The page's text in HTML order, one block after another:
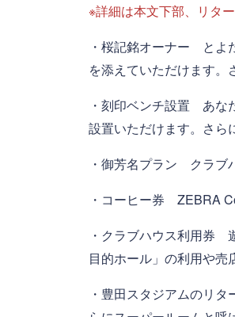
※詳細は本文下部、リタ
・桜記銘オーナー とよ
を添えていただけます。
・刻印ベンチ設置 あな
設置いただけます。さら
・御芳名プラン クラブ
・コーヒー券 ZEBRA
・クラブハウス利用券
目的ホール」の利用や売
・豊田スタジアムのリ